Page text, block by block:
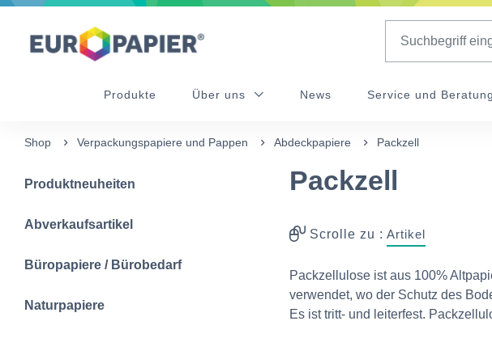
Table Of Content
Diese Produkte könnten Sie auch interessieren
Produkte Über uns News Service und Beratung
Shop Verpackungspapiere und Pappen Abdeckpapiere Packzell
Produktneuheiten
Abverkaufsartikel
Büropapiere / Bürobedarf
Naturpapiere
Packzell
Scrolle zu : Artikel
Packzellulose ist aus 100%
verwendet, wo der Schutz des
Es ist tritt- und leiterfest.